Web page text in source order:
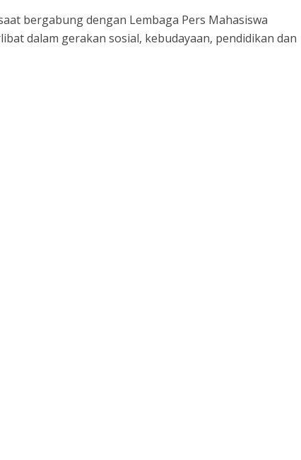
bergabung dengan Lembaga Pers Mahasiswa
dalam gerakan sosial, kebudayaan, pendidikan dan